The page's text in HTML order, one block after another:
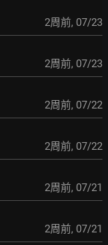
2周前, 07/23
2周前, 07/23
2周前, 07/22
2周前, 07/22
2周前, 07/21
2周前, 07/21